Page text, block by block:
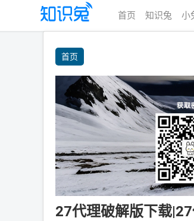
首页 知识兔 小
首页
27代理破解版下载